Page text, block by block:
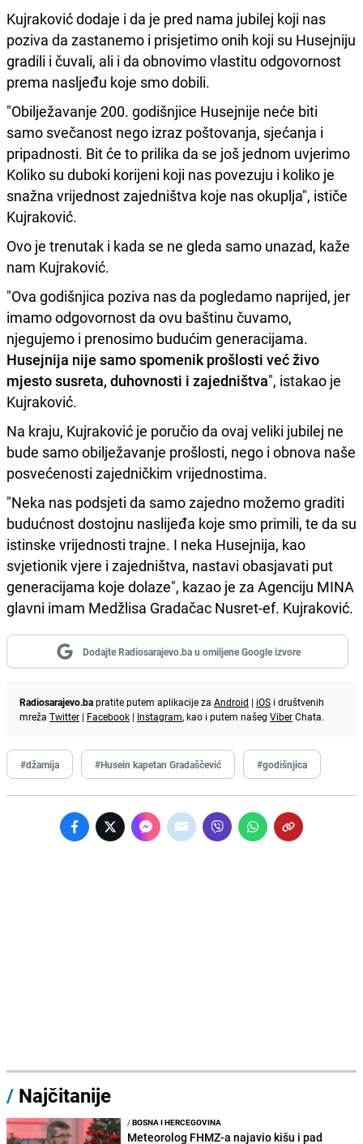
Kujraković dodaje i da je pred nama jubilej koji nas
poziva da zastanemo i prisjetimo onih koji su Husejniju
gradili i čuvali, ali i da obnovimo vlastitu odgovornost
prema nasljeđu koje smo dobili.
"Obilježavanje 200. godišnjice Husejnije neće biti
samo svečanost nego izraz poštovanja, sjećanja i
pripadnosti. Bit će to prilika da se još jednom uvjerimo
Koliko su duboki korijeni koji nas povezuju i koliko je
snažna vrijednost zajedništva koje nas okuplja", ističe
Kujraković.
Ovo je trenutak i kada se ne gleda samo unazad, kaže
nam Kujraković.
"Ova godišnjica poziva nas da pogledamo naprijed, jer
imamo odgovornost da ovu baštinu čuvamo,
njegujemo i prenosimo budućim generacijama.
Husejnija nije samo spomenik prošlosti već živo
mjesto susreta, duhovnosti i zajedništva", istakao je
Kujraković.
Na kraju, Kujraković je poručio da ovaj veliki jubilej ne
bude samo obilježavanje prošlosti, nego i obnova naše
posvećenosti zajedničkim vrijednostima.
"Neka nas podsjeti da samo zajedno možemo graditi
budućnost dostojnu naslijeđa koje smo primili, te da su
istinske vrijednosti trajne. I neka Husejnija, kao
svjetionik vjere i zajedništva, nastavi obasjavati put
generacijama koje dolaze", kazao je za Agenciju MINA
glavni imam Medžlisa Gradačac Nusret-ef. Kujraković.
Dodajte Radiosarajevo.ba u omiljene Google izvore
Radiosarajevo.bapratite putem aplikacije za Android | iOS i društvenih
mreža Twitter | Facebook | Instagram, kao i putem našeg ViberChata.
#džamija #Husein kapetan Gradaščević #godišnjica
/ Najčitanije
/BOSNA I HERCEGOVINA
Meteorolog FHMZ-a najavio kišu i pad